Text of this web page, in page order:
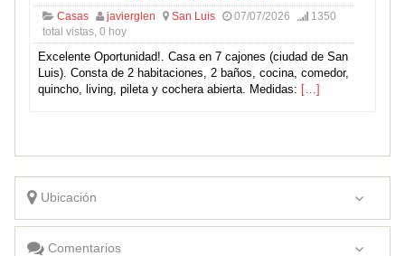
Casas javierglen San Luis 07/07/2026
1350
total vistas, 0 hoy
Excelente Oportunidad!. Casa en 7 cajones (ciudad de San
Luis). Consta de 2 habitaciones, 2 baños, cocina, comedor,
quincho, living, pileta y cochera abierta. Medidas: […]
Ubicación
Comentarios